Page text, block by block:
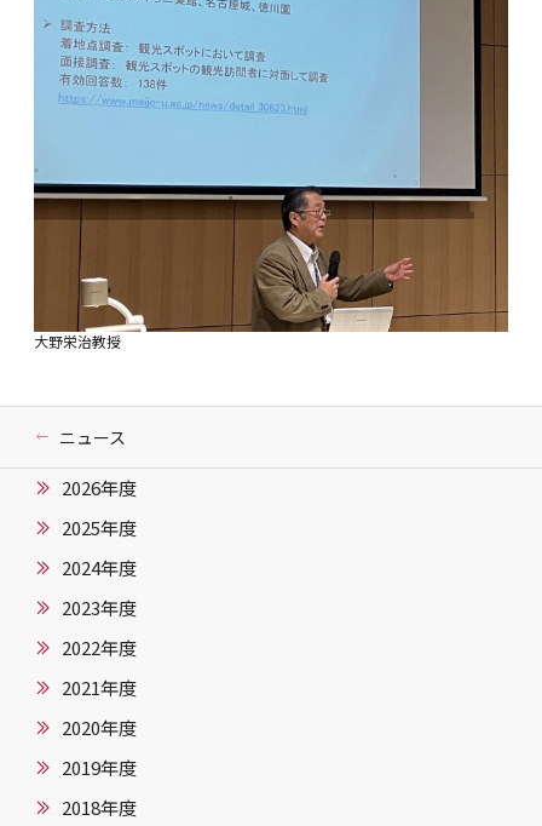
大野栄治教授
ニュース
2026年度
2025年度
2024年度
2023年度
2022年度
2021年度
2020年度
2019年度
2018年度